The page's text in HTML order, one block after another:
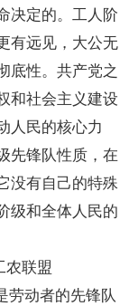
决定的。工人阶
有远见，大公无
底性。共产党之
和社会主义建设
人民的核心力
先锋队性质，在
没有自己的特殊
级和全体人民的
联盟
动者的先锋队